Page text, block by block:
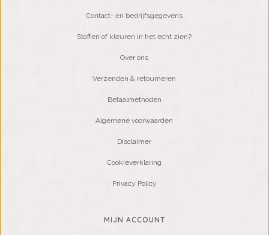
Contact- en bedrijfsgegevens
Stoffen of kleuren in het echt zien?
Over ons
Verzenden & retourneren
Betaalmethoden
Algemene voorwaarden
Disclaimer
Cookieverklaring
Privacy Policy
MIJN ACCOUNT